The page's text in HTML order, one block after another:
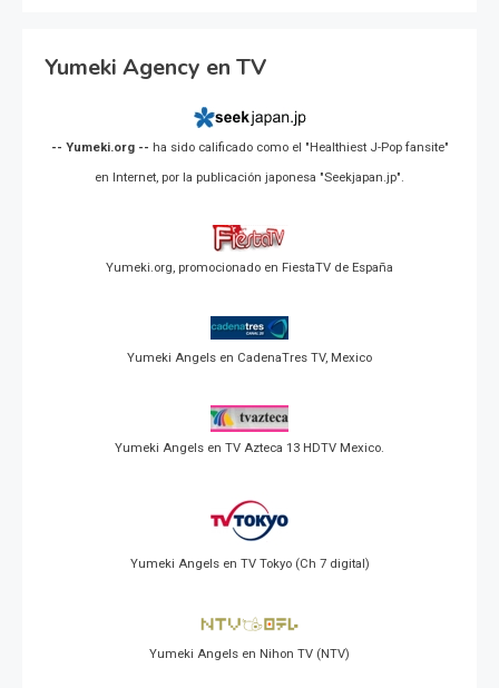
Yumeki Agency en TV
-- Yumeki.org -- ha sido calificado como el "Healthiest J-Pop fansite"
en Internet, por la publicación japonesa "Seekjapan.jp".
Yumeki.org, promocionado en FiestaTV de España
Yumeki Angels en CadenaTres TV, Mexico
Yumeki Angels en TV Azteca 13 HDTV Mexico.
Yumeki Angels en TV Tokyo (Ch 7 digital)
Yumeki Angels en Nihon TV (NTV)